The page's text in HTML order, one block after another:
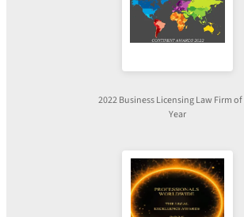
2022 Business Licensing Law Firm
Year